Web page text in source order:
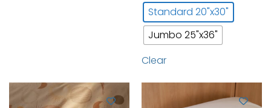
Standard 20"x30"
Jumbo 25"x36"
Clear